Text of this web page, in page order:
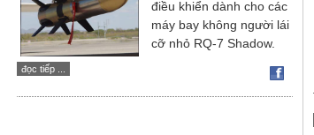
điều khiển dành cho các
máy bay không người lái
cỡ nhỏ RQ-7 Shadow.
đọc tiếp ...